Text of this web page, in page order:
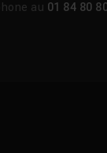
au 01 84 80